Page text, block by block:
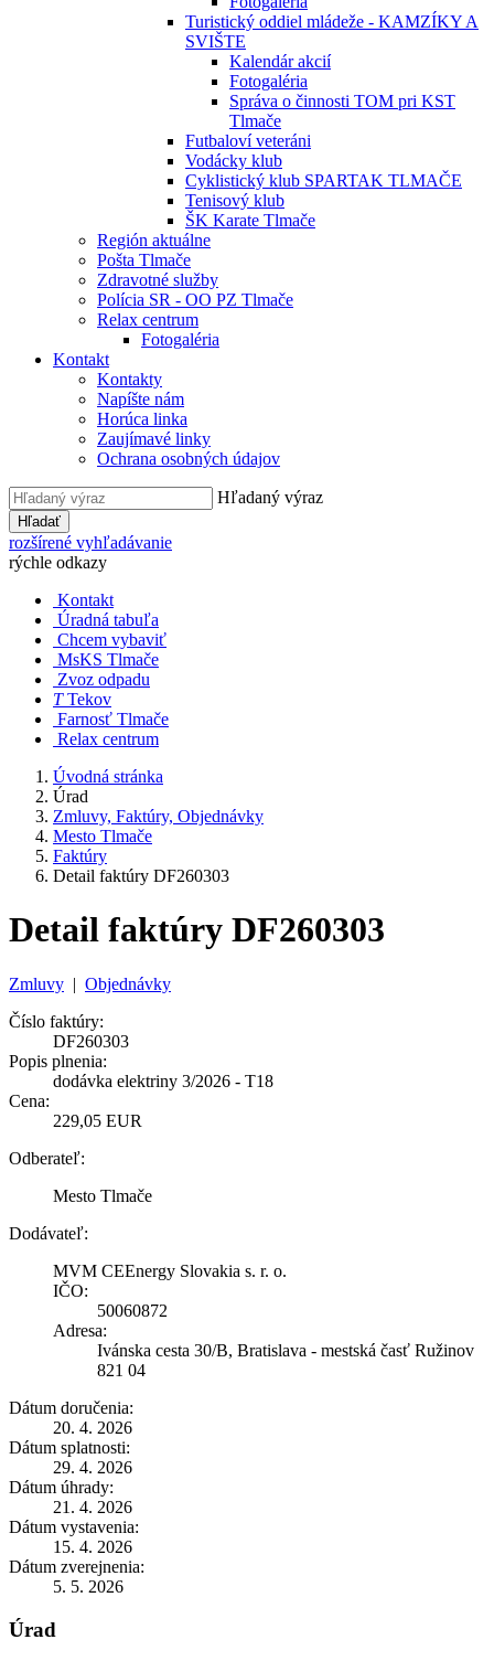
Turistický oddiel mládeže - KAMZÍKY A
SVIŠTE
Kalendár akcií
Fotogaléria
Správa o činnosti TOM pri KST
Tlmače
Futbaloví veteráni
Vodácky klub
Cyklistický klub SPARTAK TLMAČE
Tenisový klub
ŠK Karate Tlmače
Región aktuálne
Pošta Tlmače
Zdravotné služby
Polícia SR - OO PZ Tlmače
Relax centrum
Fotogaléria
Kontakt
Kontakty
Napíšte nám
Horúca linka
Zaujímavé linky
Ochrana osobných údajov
Hľadaný výraz
Hľadať
rozšírené vyhľadávanie
rýchle odkazy
Kontakt
Úradná tabuľa
Chcem vybaviť
MsKS Tlmače
Zvoz odpadu
T Tekov
Farnosť Tlmače
Relax centrum
Úvodná stránka
Úrad
Zmluvy, Faktúry, Objednávky
Mesto Tlmače
Faktúry
Detail faktúry DF260303
Detail faktúry DF260303
Zmluvy | Objednávky
Číslo faktúry:
DF260303
Popis plnenia:
dodávka elektriny 3/2026 - T18
Cena:
229,05 EUR
Odberateľ:
Mesto Tlmače
Dodávateľ:
MVM CEEnergy Slovakia s. r. o.
IČO:
50060872
Adresa:
Ivánska cesta 30/B, Bratislava - mestská časť Ružinov
821 04
Dátum doručenia:
20. 4. 2026
Dátum splatnosti:
29. 4. 2026
Dátum úhrady:
21. 4. 2026
Dátum vystavenia:
15. 4. 2026
Dátum zverejnenia:
5. 5. 2026
Úrad